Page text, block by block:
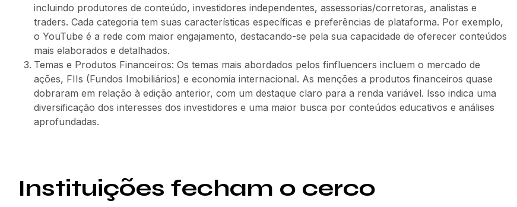
incluindo produtores de conteúdo, investidores independentes, assessorias/corretoras, analistas e
traders. Cada categoria tem suas características específicas e preferências de plataforma. Por exemplo,
o YouTube é a rede com maior engajamento, destacando-se pela sua capacidade de oferecer conteúdos
mais elaborados e detalhados.
Temas e Produtos Financeiros: Os temas mais abordados pelos finfluencers incluem o mercado de
ações, FIIs (Fundos Imobiliários) e economia internacional. As menções a produtos financeiros quase
dobraram em relação à edição anterior, com um destaque claro para a renda variável. Isso indica uma
diversificação dos interesses dos investidores e uma maior busca por conteúdos educativos e análises
aprofundadas.
Instituições fecham o cerco